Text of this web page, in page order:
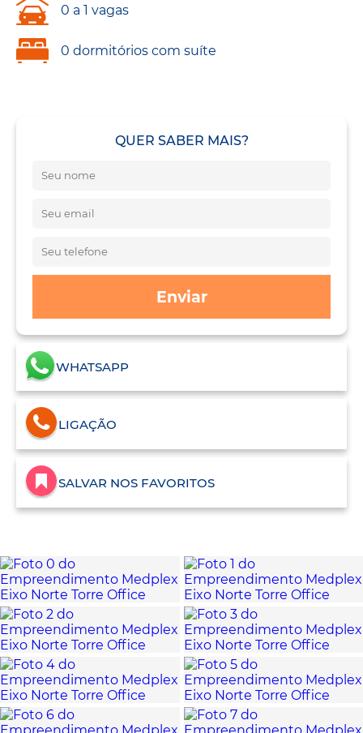
0 a 1 vagas
0 dormitórios com suíte
QUER SABER MAIS?
Enviar
WHATSAPP
LIGAÇÃO
SALVAR NOS FAVORITOS